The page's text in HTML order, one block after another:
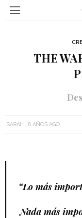
THE
SARAH 8 AÑOS AGO
“Lo más
Nada más